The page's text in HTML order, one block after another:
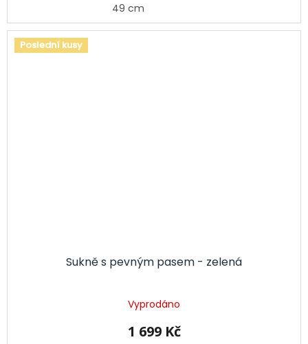
49 cm
Poslední kusy
Sukně s pevným pasem - zelená
Vyprodáno
1 699 Kč